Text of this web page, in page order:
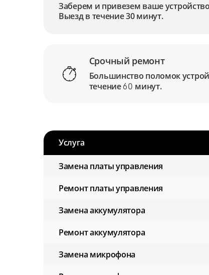
Заберем и привезем ваше
Выезд в течение 30 минут.
Срочный ремонт
Большинство поломок
течение 60 минут.
Услуга
Замена платы управления
Ремонт платы управления
Замена аккумулятора
Ремонт аккумулятора
Замена микрофона